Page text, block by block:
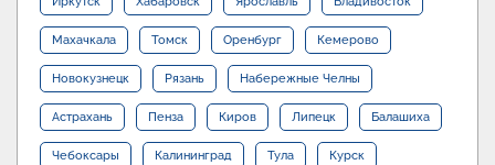
Махачкала Томск Оренбург Кемерово
Новокузнецк Рязань Набережные Челны
Астрахань Пенза Киров Липецк Балашиха
Чебоксары Калининград Тула Курск